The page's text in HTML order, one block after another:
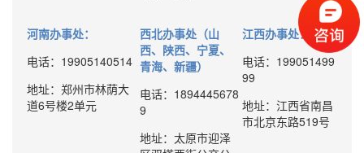
河南办事处：
电话：19905140514
地址：郑州市林荫大
道6号楼2单元
西北办事处（山
西、陕西、宁夏、
青海、新疆）
电话：1894445678
9
地址：太原市迎泽
江西办事处：
电话：199051499
99
地址：江西省南昌
市北京东路519号